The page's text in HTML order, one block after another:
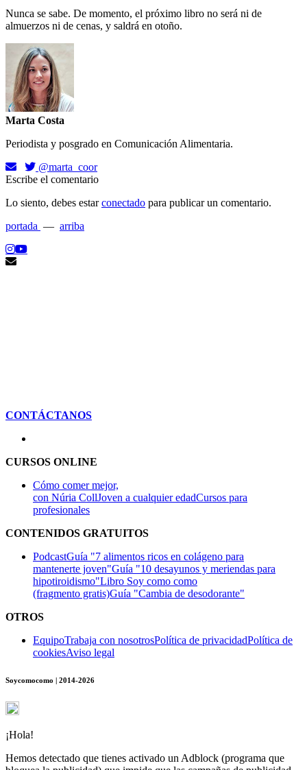
Nunca se sabe. De momento, el próximo libro no será ni de
almuerzos ni de cenas, y saldrá en otoño.
Marta Costa
Periodista y posgrado en Comunicación Alimentaria.
@marta_coor
Escribe el comentario
Lo siento, debes estarconectado para publicar un comentario.
portada — arriba
CONTÁCTANOS
CURSOS ONLINE
Cómo comer mejor,
con Núria CollJoven a cualquier edadCursos para
profesionales
CONTENIDOS GRATUITOS
PodcastGuía "7 alimentos ricos en colágeno para
mantenerte joven"Guía "10 desayunos y meriendas para
hipotiroidismo"Libro Soy como como
(fragmento gratis)Guía "Cambia de desodorante"
OTROS
EquipoTrabaja con nosotrosPolítica de privacidadPolítica de
cookiesAviso legal
Soycomocomo | 2014-2026
¡Hola!
Hemos detectado que tienes activado un Adblock (programa que